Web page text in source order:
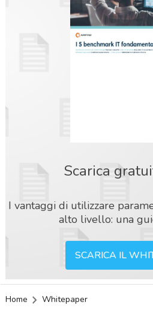
Scarica
I vantaggi di utilizzare
alto livello: una
SCARICA IL
Home Whitepaper